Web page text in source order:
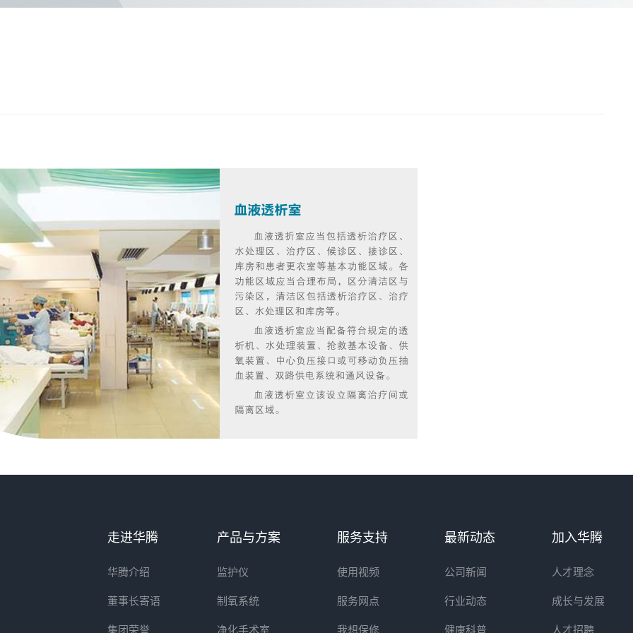
走进华腾
华腾介绍
董事长寄语
集团荣誉
产品与方案
监护仪
制氧系统
净化手术室
服务支持
使用视频
服务网点
我想保修
最新动态
公司新闻
行业动态
健康科普
加入华腾
人才理念
成长与发展
人才招聘